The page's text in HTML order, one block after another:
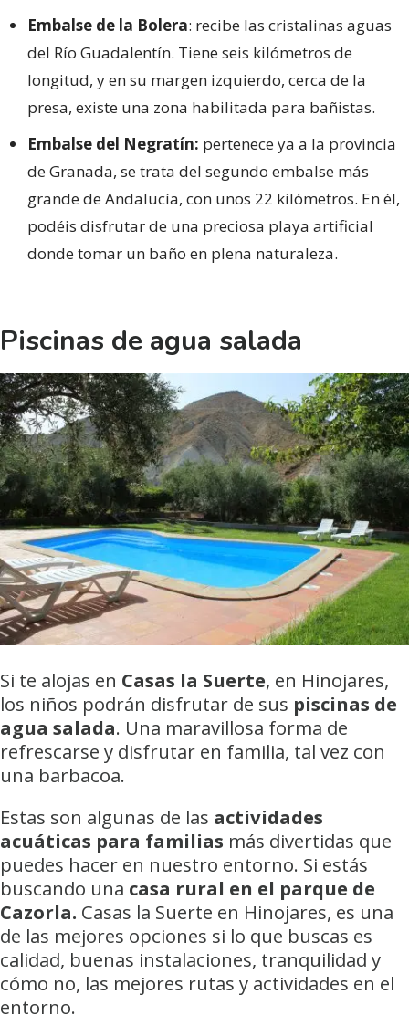
Embalse de la Bolera: recibe las cristalinas aguas
del Río Guadalentín. Tiene seis kilómetros de
longitud, y en su margen izquierdo, cerca de la
presa, existe una zona habilitada para bañistas.
Embalse del Negratín: pertenece ya a la provincia
de Granada, se trata del segundo embalse más
grande de Andalucía, con unos 22 kilómetros. En él,
podéis disfrutar de una preciosa playa artificial
donde tomar un baño en plena naturaleza.
Piscinas de agua salada
Si te alojas en Casas la Suerte, en Hinojares,
los niños podrán disfrutar de sus piscinas de
agua salada. Una maravillosa forma de
refrescarse y disfrutar en familia, tal vez con
una barbacoa.
Estas son algunas de las actividades
acuáticas para familias más divertidas que
puedes hacer en nuestro entorno. Si estás
buscando una casa rural en el parque de
Cazorla. Casas la Suerte en Hinojares, es una
de las mejores opciones si lo que buscas es
calidad, buenas instalaciones, tranquilidad y
cómo no, las mejores rutas y actividades en el
entorno.